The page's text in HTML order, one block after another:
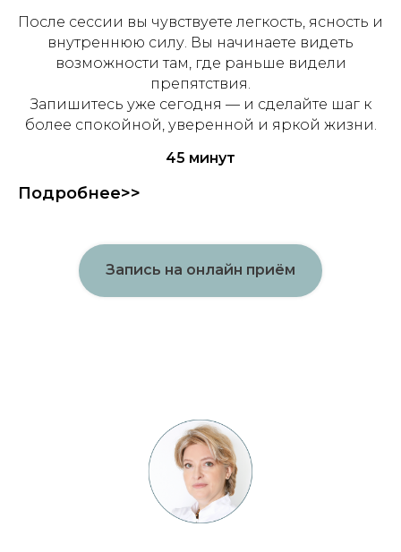
После сессии вы чувствуете легкость, ясность и
внутреннюю силу. Вы начинаете видеть
возможности там, где раньше видели
препятствия.
Запишитесь уже сегодня — и сделайте шаг к
более спокойной, уверенной и яркой жизни.
45 минут
Подробнее>>
Запись на онлайн приём